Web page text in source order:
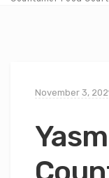
November 3,